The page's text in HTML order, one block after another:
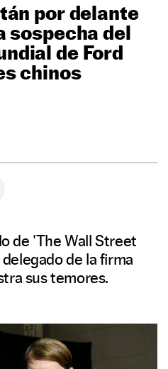
por delante
sospecha del
de Ford
chinos
de 'The Wall Street
de la firma
sus temores.